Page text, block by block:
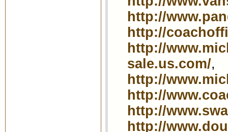
http://
http://
http://
sale.us.com/,
http://
http://
http://
http://